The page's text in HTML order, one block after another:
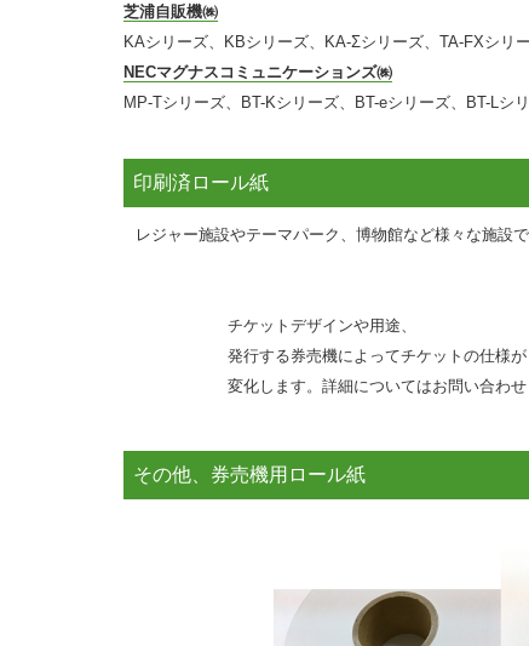
芝浦自販機㈱
KAシリーズ、KBシリーズ、KA-Σシリーズ、TA-FXシ
NECマグナスコミュニケーションズ㈱
MP-Tシリーズ、BT-Kシリーズ、BT-eシリーズ、BT-L
印刷済ロール紙
レジャー施設やテーマパーク、博物館など様々な施設
チケットデザインや用途、
発行する券売機によってチケットの仕様が
変化します。詳細についてはお問い合わせ
その他、券売機用ロール紙